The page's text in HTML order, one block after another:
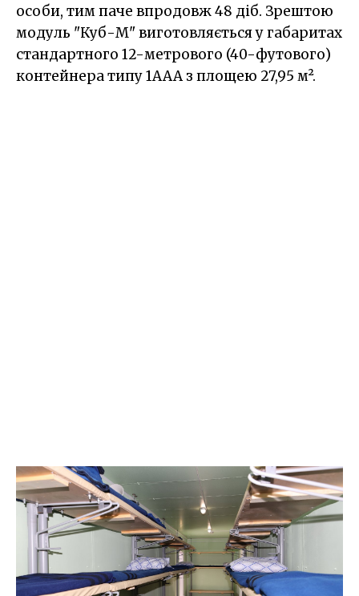
особи, тим паче впродовж 48 діб. Зрештою
модуль "Куб-М" виготовляється у габаритах
стандартного 12-метрового (40-футового)
контейнера типу 1AAA з площею 27,95 м².